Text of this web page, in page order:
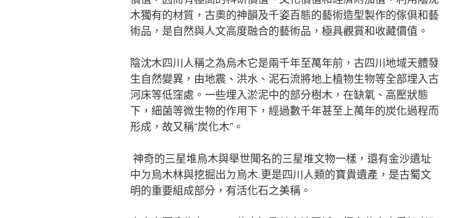
木獨有的材質，古奧的神韻及千姿百態的藝術造型製作的傢俱和藝
術品，是自然與人文高度融合的藝術品，極具觀賞和收藏價值。
陰沈木四川人稱之為烏木它是兩千年至萬年前，古四川地域天體發
生自然變異，由地震、洪水、泥石流將地上植物生物等全部埋入古
河床等低窪處。一些埋入淤泥中的部分樹木，在缺氧、高壓狀態
下，細菌等微生物的作用下，經過數千年甚至上萬年的炭化過程而
形成，故又稱“炭化木”。
神奇的三星堆烏木與舉世聞名的三星堆文物一樣，還有金沙遺址
中ㄉ烏木林與挖掘出ㄉ烏木.更是四川人類的寶貴遺產，是古蜀文
明的重要組成部分，有活化石之美稱。